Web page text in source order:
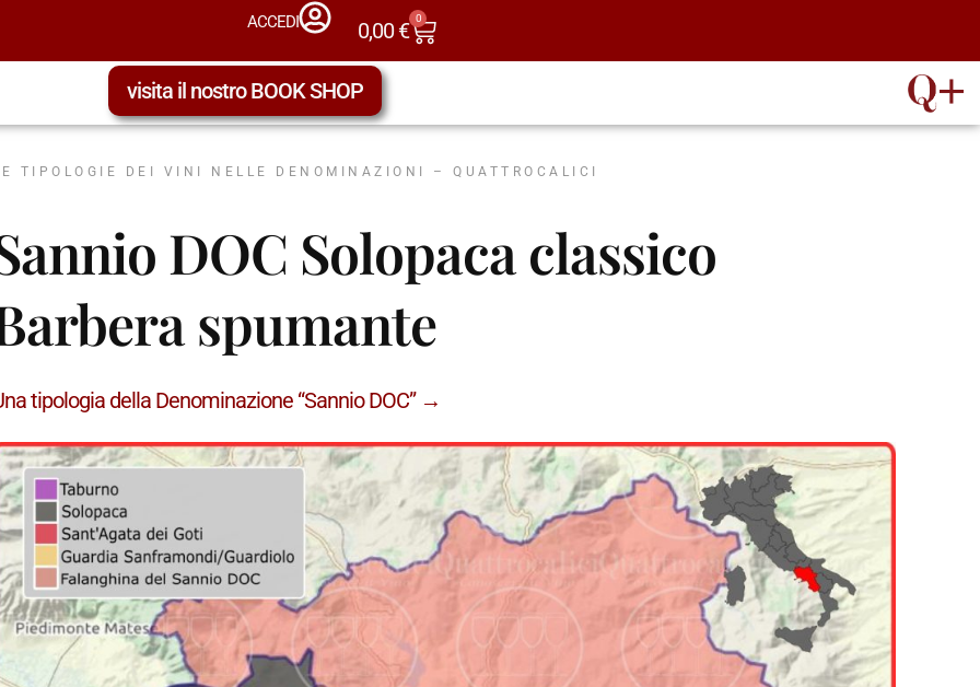
ACCEDI 0,00€ 0
visita il nostro BOOK SHOP
TIPOLOGIE DEI VINI NELLE DENOMINAZIONI – QUATTROCALICI
DOC Solopaca classico
spumante
tipologia della Denominazione “Sannio DOC” →